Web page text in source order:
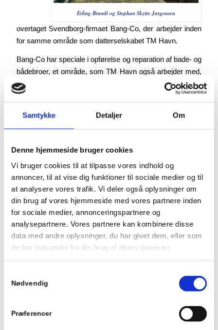
Samtykke Detaljer Om
Denne hjemmeside bruger cookies
Vi bruger cookies til at tilpasse vores indhold og
annoncer, til at vise dig funktioner til sociale medier og til
at analysere vores trafik. Vi deler også oplysninger om
din brug af vores hjemmeside med vores partnere inden
for sociale medier, annonceringspartnere og
analysepartnere. Vores partnere kan kombinere disse
data med andre oplysninger, du har givet dem, eller som
de har indsamlet fra din brug af deres tjenester.
Nødvendig
Præferencer
Erling Brandt og Stephan Skytte Jørgensen
overtaget Svendborg-firmaet Bang-Co, der arbejder inden
for samme område som datterselskabet TM Havn.
Bang-Co har speciale i opførelse og reparation af bade- og
bådebroer, et område, som TM Havn også arbejder med,
men TM Havn råder også over ”Kris”, en pram med plads
til en gravemaskine, så TM Havn kan udføre flere opgaver
Samles under TM Havn
entrepriseleder i TM Havn, Stephan Skytte Jørgensen.
Navnet Bang-Co forsvinder således, og vi har overtaget
deres opgaver, ligesom vi har overtaget de tre ansatte i
Bang-Co, herunder Erling Brandt, som jeg fremover skal
arbejde tæt sammen med. Vi er så nu otte mand ansat
under TM Havn.
– Vi har fået mange opgaver med fra Bang-Co, og vi har
også selv rigtig mange, så vi har fast arbejde mere end et
år frem, men vi kan selvfølgelig tage ekstra ind. Det er kun
opgaver, vi har gang i for tiden, er et havneprojekt i
Skytte Jørgensen.